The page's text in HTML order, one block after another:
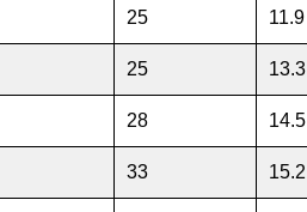
25 11.9
25 13.3
28 14.5
33 15.2